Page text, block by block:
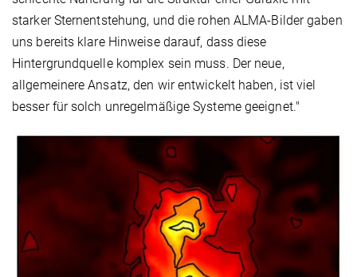
starker Sternentstehung, und die rohen ALMA-Bilder gaben
uns bereits klare Hinweise darauf, dass diese
Hintergrundquelle komplex sein muss. Der neue,
allgemeinere Ansatz, den wir entwickelt haben, ist viel
besser für solch unregelmäßige Systeme geeignet."